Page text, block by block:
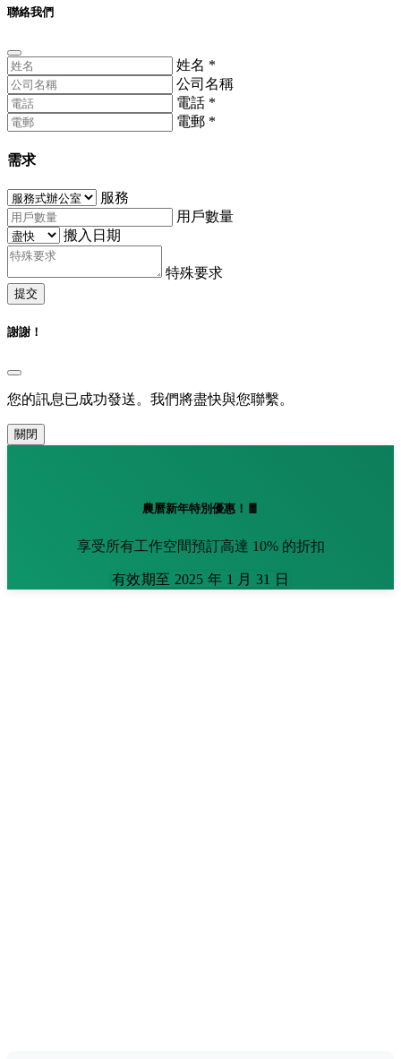
聯絡我們
姓名 *
公司名稱
電話 *
電郵 *
需求
服務
用戶數量
搬入日期
特殊要求
提交
謝謝！
您的訊息已成功發送。我們將盡快與您聯繫。
關閉
農曆新年特別優惠！🧧
享受所有工作空間預訂高達 10% 的折扣
有效期至 2025 年 1 月 31 日